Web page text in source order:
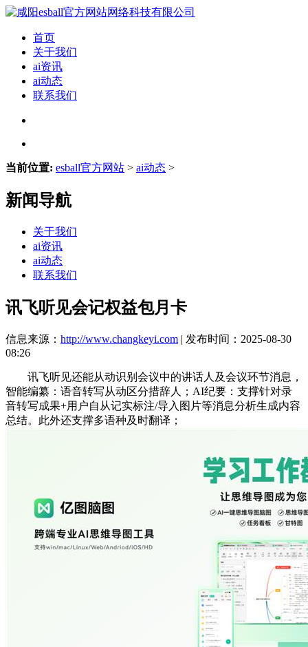
首页
关于我们
ai资讯
ai动态
联系我们
当前位置: esball官方网站 > ai动态 >
新闻导航
关于我们
ai资讯
ai动态
联系我们
讯飞听见会记权益包月卡
信息来源： http://www.changkeyi.com | 发布时间：2025-08-30
08:26
讯飞听见还能从动识别会议中的讲话人及会议环节消息，
智能编纂：语音转写从动区分措辞人；AI纪要：支撑针对录
音转写成果+用户自从记实标注/导入图片等消息分析生成内容
总结。此外还支撑多语种及时翻译；